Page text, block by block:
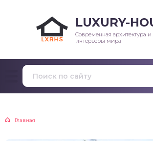
LUXURY-
Современная архитектура
интерьеры мира
Главная